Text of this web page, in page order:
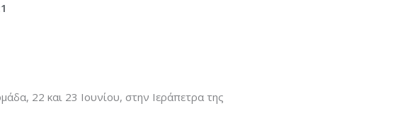
22 και 23 Ιουνίου, στην Ιεράπετρα της